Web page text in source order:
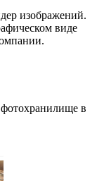
изображений.
виде
фотохранилище в